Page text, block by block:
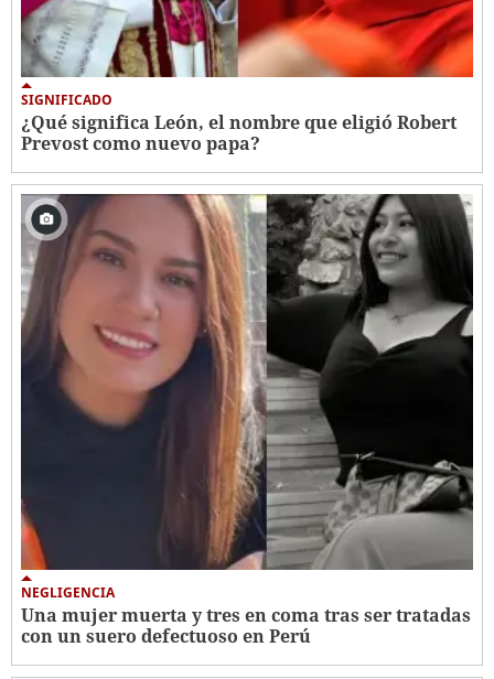
SIGNIFICADO
¿Qué significa León, el nombre que eligió Robert
Prevost como nuevo papa?
NEGLIGENCIA
Una mujer muerta y tres en coma tras ser tratadas
con un suero defectuoso en Perú